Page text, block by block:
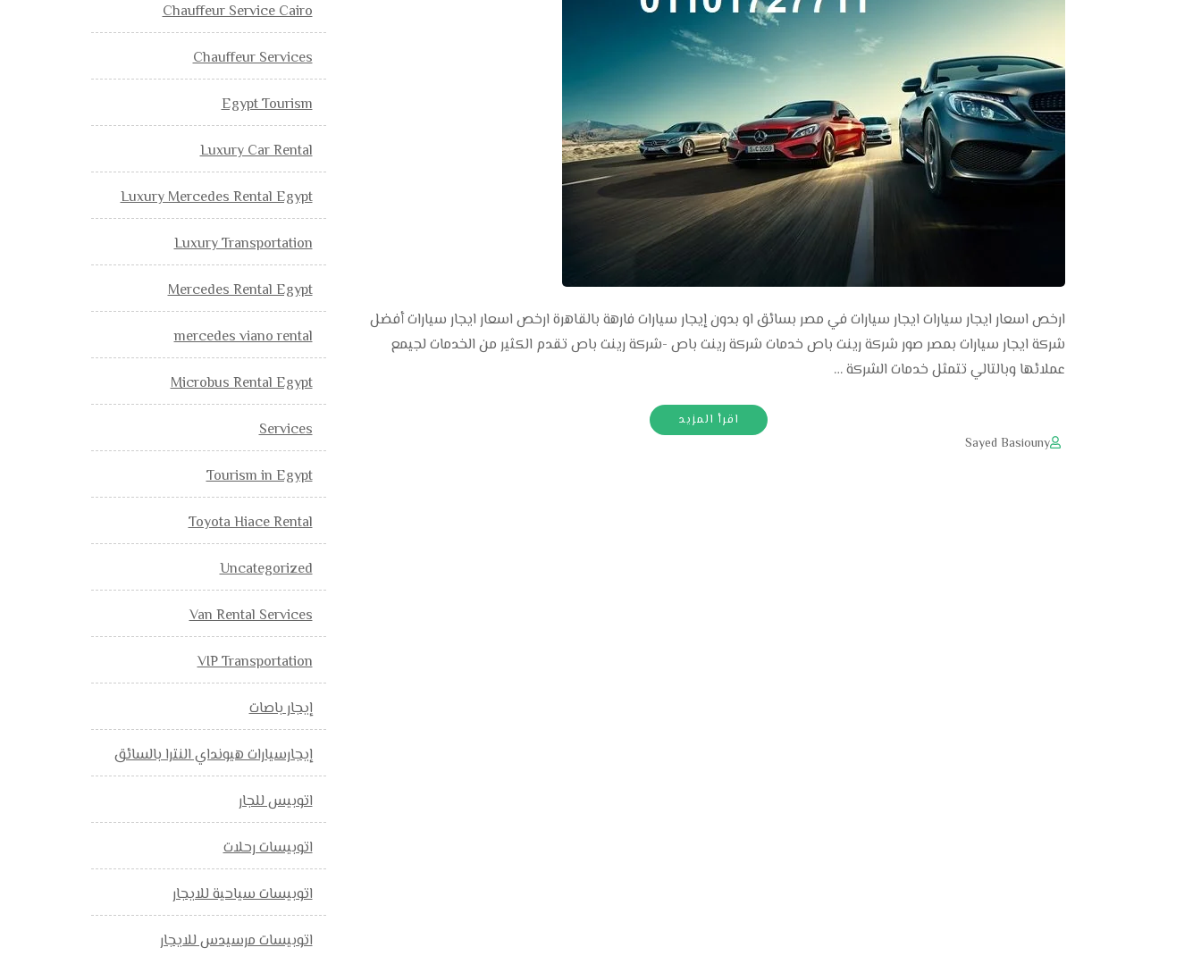
ارخص اسعار ايجار سيارات ايجار سيارات في مصر بسائق او بدون إيجار سيارات فارهة بالقاهرة ارخص اسعار ايجار سيارات أفضل
شركة ايجار سيارات بمصر صور شركة رينت باص خدمات شركة رينت باص -شركة رينت باص تقدم الكثير من الخدمات لجيمع
عملائها وبالتالي تتمثل خدمات الشركة …
اقرأ المزيد
Sayed Basiouny
Chauffeur Service Cairo
Chauffeur Services
Egypt Tourism
Luxury Car Rental
Luxury Mercedes Rental Egypt
Luxury Transportation
Mercedes Rental Egypt
mercedes viano rental
Microbus Rental Egypt
Services
Tourism in Egypt
Toyota Hiace Rental
Uncategorized
Van Rental Services
VIP Transportation
إيجار باصات
إيجارسيارات هيونداي النترا بالسائق
اتوبيس للجار
اتوبيسات رحلات
اتوبيسات سياحية للايجار
اتوبيسات مرسيدس للايجار